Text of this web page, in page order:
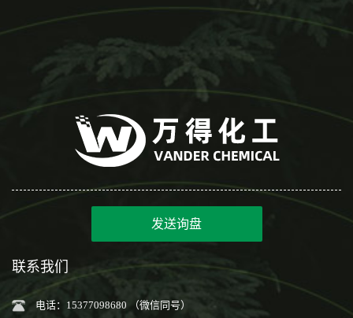
发送询盘
联系我们
电话：15377098680 （微信同号）